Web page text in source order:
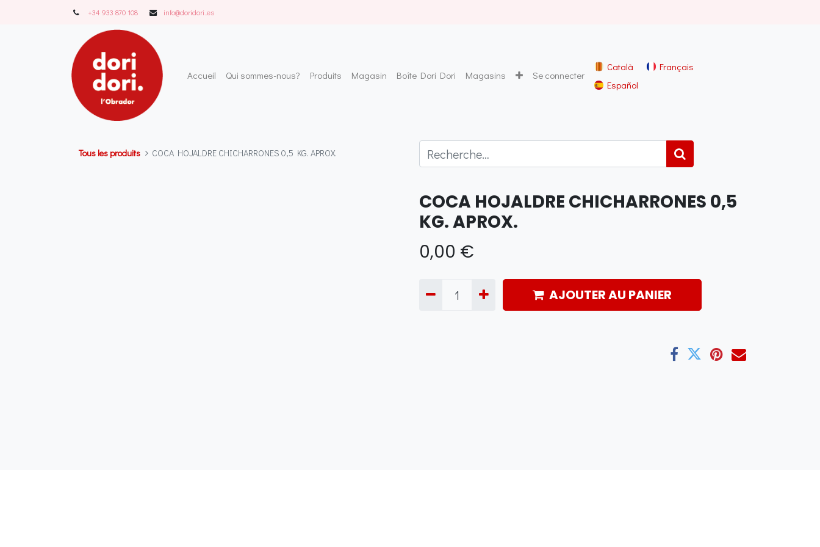
+34 933 870 108 info@doridori..es
Accueil Qui sommes-nous? Produits Magasin Boîte Dori Dori Magasins Se connecter
Català
Français
Español
Tous les produits COCA HOJALDRE CHICHARRONES 0,5 KG. APROX.
COCA HOJALDRE CHICHARRONES 0,5
KG. APROX.
0,00 €
AJOUTER AU PANIER